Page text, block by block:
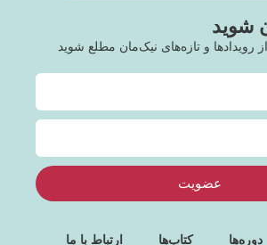
شوید
رویدادها و تازه‌های نیک‌مان مطلع شوید
عضویت
دوره‌ها کتاب‌ها ارتباط با ما